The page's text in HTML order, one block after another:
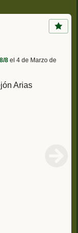
8 el 4 de Marzo de
Arias